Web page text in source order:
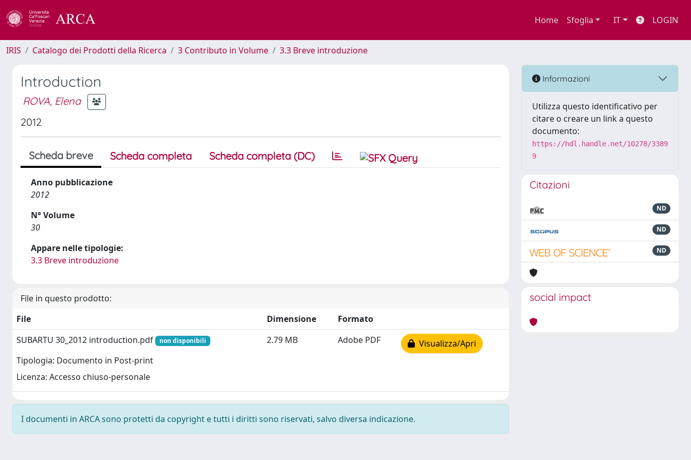
Home Sfoglia IT LOGIN
IRIS Catalogo dei Prodotti della Ricerca 3 Contributo in Volume 3.3 Breve introduzione
Introduction
ROVA, Elena
2012
Scheda breve Scheda completa Scheda completa (DC)
Anno pubblicazione
2012
N° Volume
30
Appare nelle tipologie:
3.3 Breve introduzione
File in questo prodotto:
File
Dimensione
Formato
SUBARTU 30_2012 introduction.pdf
non disponibili
Tipologia: Documento in Post-print
Licenza: Accesso chiuso-personale
2.79 MB Adobe PDF Visualizza/Apri
I documenti in ARCA sono protetti da copyright e tutti i diritti sono riservati, salvo diversa indicazione.
Informazioni
Utilizza questo identificativo per
citare o creare un link a questo
documento:
https://hdl.handle.net/10278/3389
9
Citazioni
ND
ND
ND
social impact